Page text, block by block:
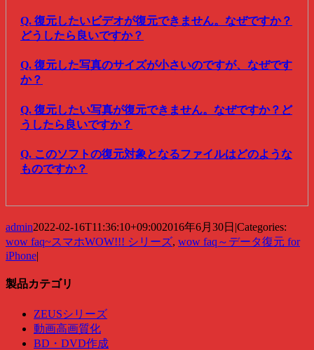
Q. 復元したいビデオが復元できません。なぜですか？
どうしたら良いですか？
Q. 復元した写真のサイズが小さいのですが、なぜです
か？
Q. 復元したい写真が復元できません。なぜですか？ど
うしたら良いですか？
Q. このソフトの復元対象となるファイルはどのような
ものですか？
admin2022-02-16T11:36:10+09:002016年6月30日 |Categories:
wow faq~スマホWOW!!! シリーズ, wow faq～データ復元 for
iPhone|
製品カテゴリ
ZEUSシリーズ
動画高画質化
BD・DVD作成